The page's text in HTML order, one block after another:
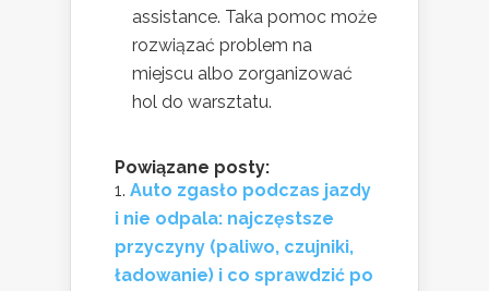
assistance. Taka pomoc może
rozwiązać problem na
miejscu albo zorganizować
hol do warsztatu.
Powiązane posty:
Auto zgasło podczas jazdy
i nie odpala: najczęstsze
przyczyny (paliwo, czujniki,
ładowanie) i co sprawdzić po